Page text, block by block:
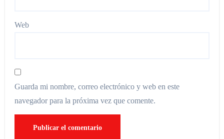
Web
Guarda mi nombre, correo electrónico y web en este
navegador para la próxima vez que comente.